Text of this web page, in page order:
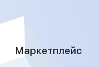
Маркетплейс